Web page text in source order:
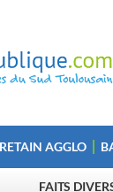
AGGLO
FAITS